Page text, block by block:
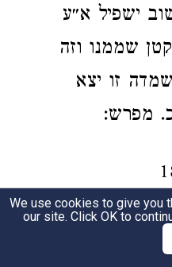
ישפיל א״ע
שממנו וזה
זו יצא
מפרש:
[דגיטין סז]
We use cookies to give you
our site. Click OK to